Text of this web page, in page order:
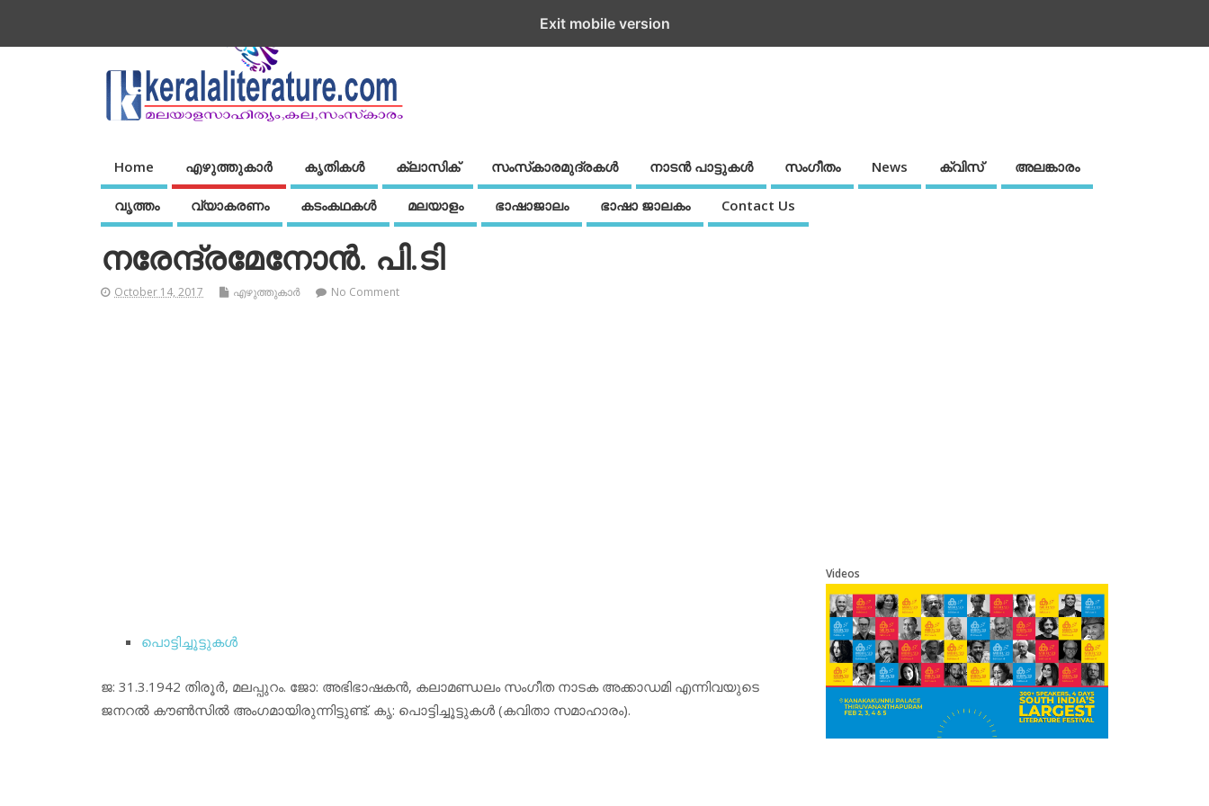
Home എഴുത്തുകാര്‍ കൃതികൾ ക്ലാസിക് സംസ്‌കാരമുദ്രകള്‍ നാടന്‍ പാട്ടുകള്‍ സംഗീതം News ക്വിസ് അലങ്കാരം
വൃത്തം വ്യാകരണം കടംകഥകള്‍ മലയാളം ഭാഷാജാലം ഭാഷാ ജാലകം Contact Us
നരേന്ദ്രമേനോന്‍. പി.ടി
October 14, 2017 എഴുത്തുകാര്‍ No Comment
പൊട്ടിച്ചൂട്ടുകള്‍
ജ: 31.3.1942 തിരൂര്‍, മലപ്പുറം. ജോ: അഭിഭാഷകന്‍, കലാമണ്ഡലം സംഗീത നാടക അക്കാഡമി എന്നിവയുടെ
ജനറല്‍ കൗണ്‍സില്‍ അംഗമായിരുന്നിട്ടുണ്ട്. കൃ: പൊട്ടിച്ചൂട്ടുകള്‍ (കവിതാ സമാഹാരം).
Videos
Exit mobile version